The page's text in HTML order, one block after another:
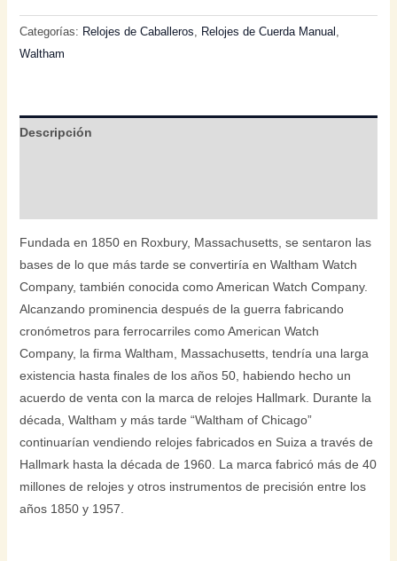
Categorías: Relojes de Caballeros, Relojes de Cuerda Manual ,
Waltham
Descripción
Fundada en 1850 en Roxbury, Massachusetts, se sentaron las
bases de lo que más tarde se convertiría en Waltham Watch
Company, también conocida como American Watch Company.
Alcanzando prominencia después de la guerra fabricando
cronómetros para ferrocarriles como American Watch
Company, la firma Waltham, Massachusetts, tendría una larga
existencia hasta finales de los años 50, habiendo hecho un
acuerdo de venta con la marca de relojes Hallmark. Durante la
década, Waltham y más tarde “Waltham of Chicago”
continuarían vendiendo relojes fabricados en Suiza a través de
Hallmark hasta la década de 1960. La marca fabricó más de 40
millones de relojes y otros instrumentos de precisión entre los
años 1850 y 1957.